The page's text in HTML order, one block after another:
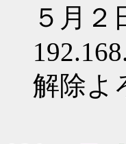
５月
解除よ